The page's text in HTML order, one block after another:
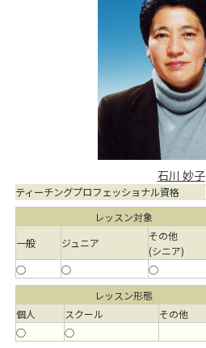
石川 妙子
ティーチングプロフェッショナル資格
レッスン対象
一般
ジュニア
その他
(シニア)
○
○
○
レッスン形態
個人
スクール
その他
○
○